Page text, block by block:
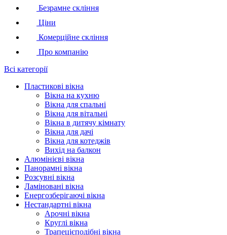
Безрамне скління
Ціни
Комерційне скління
Про компанію
Всі категорії
Пластикові вікна
Вікна на кухню
Вікна для спальні
Вікна для вітальні
Вікна в дитячу кімнату
Вікна для дачі
Вікна для котеджів
Вихід на балкон
Алюмінієві вікна
Панорамні вікна
Розсувні вікна
Ламіновані вікна
Енергозберігаючі вікна
Нестандартні вікна
Арочні вікна
Круглі вікна
Трапецієподібні вікна